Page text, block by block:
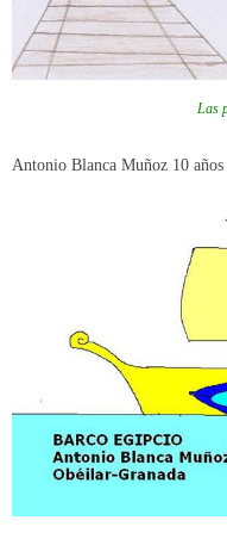
Las
Antonio Blanca Muñoz 10 años